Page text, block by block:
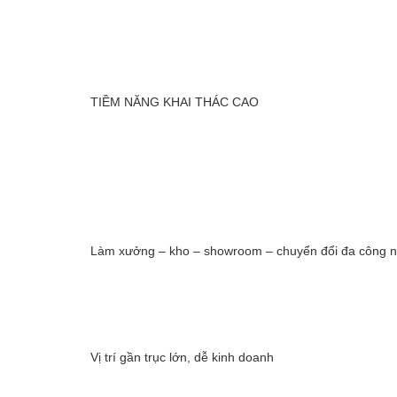
TIỀM NĂNG KHAI THÁC CAO
Làm xưởng – kho – showroom – chuyển đổi đa công
Vị trí gần trục lớn, dễ kinh doanh